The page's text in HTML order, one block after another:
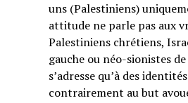
uns (Palestiniens)
attitude ne parle pas aux
Palestiniens chrétiens,
gauche ou néo-sionistes
s’adresse qu’à des
contrairement au but